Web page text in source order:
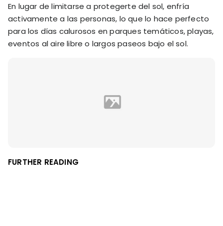
En lugar de limitarse a protegerte del sol, enfría
activamente a las personas, lo que lo hace perfecto
para los días calurosos en parques temáticos, playas,
eventos al aire libre o largos paseos bajo el sol.
FURTHER READING